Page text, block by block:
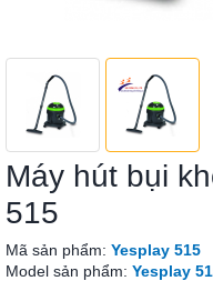
Máy hút bụi
515
Mã sản phẩm: Yesplay 515
Model sản phẩm: Yesplay